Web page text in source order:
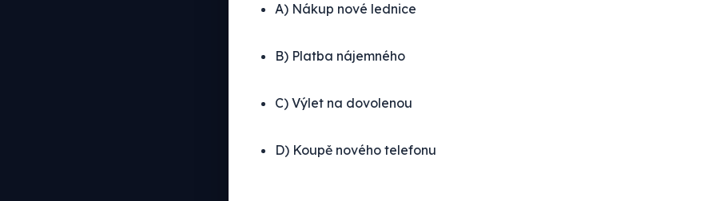
A) Nákup nové lednice
B) Platba nájemného
C) Výlet na dovolenou
D) Koupě nového telefonu